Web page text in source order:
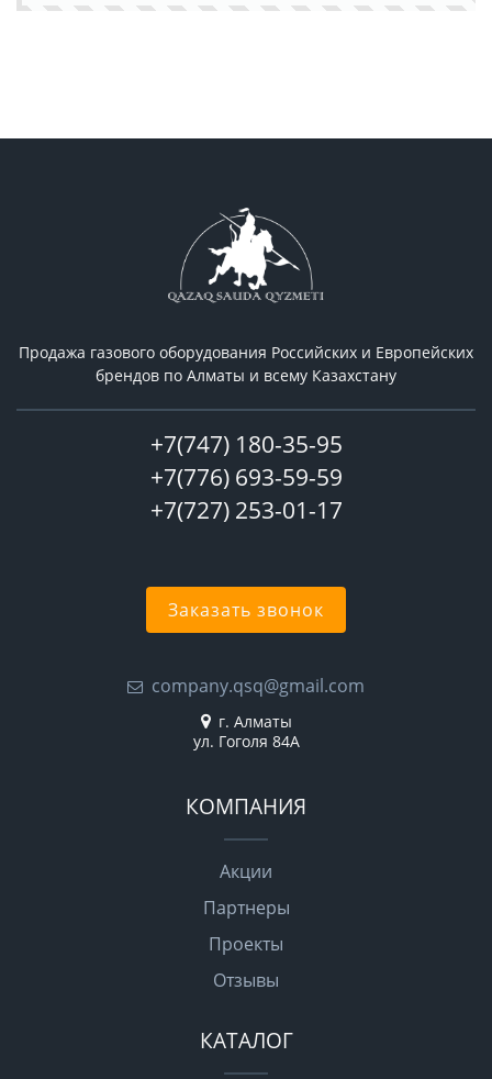
Продажа газового оборудования Российcких и Европейских
брендов по Алматы и всему Казахстану
+7(747) 180-35-95
+7(776) 693-59-59
+7(727) 253-01-17
Заказать звонок
company.qsq@gmail.com
г. Алматы
ул. Гоголя 84А
КОМПАНИЯ
Акции
Партнеры
Проекты
Отзывы
КАТАЛОГ